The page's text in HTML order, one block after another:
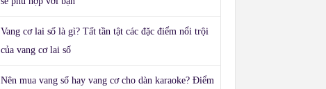
Vang cơ lai số là gì? Tất tần tật các đặc điểm nổi trội
của vang cơ lai số
Nên mua vang số hay vang cơ cho dàn karaoke? Điểm